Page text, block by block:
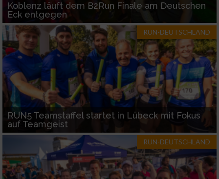
Koblenz läuft dem B2Run Finale am Deutschen
Eck entgegen
RUN-DEUTSCHLAND
RUN5 Teamstaffel startet in Lübeck mit Fokus
auf Teamgeist
RUN-DEUTSCHLAND